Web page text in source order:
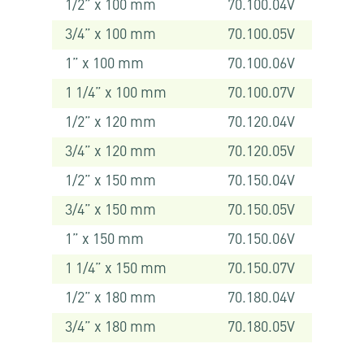
1/2” x 100 mm
70.100.04V
3/4” x 100 mm
70.100.05V
1” x 100 mm
70.100.06V
1 1/4” x 100 mm
70.100.07V
1/2” x 120 mm
70.120.04V
3/4” x 120 mm
70.120.05V
1/2” x 150 mm
70.150.04V
3/4” x 150 mm
70.150.05V
1” x 150 mm
70.150.06V
1 1/4” x 150 mm
70.150.07V
1/2” x 180 mm
70.180.04V
3/4” x 180 mm
70.180.05V